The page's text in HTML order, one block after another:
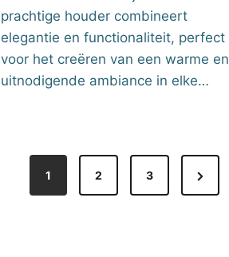
prachtige houder combineert
elegantie en functionaliteit, perfect
voor het creëren van een warme en
uitnodigende ambiance in elke…
1 2 3
N
e